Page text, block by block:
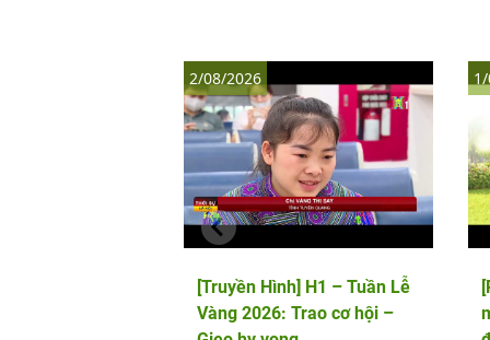
[Truyền Hình] H1 – Tuần Lễ
Vàng 2026: Trao cơ hội –
2/08/2026